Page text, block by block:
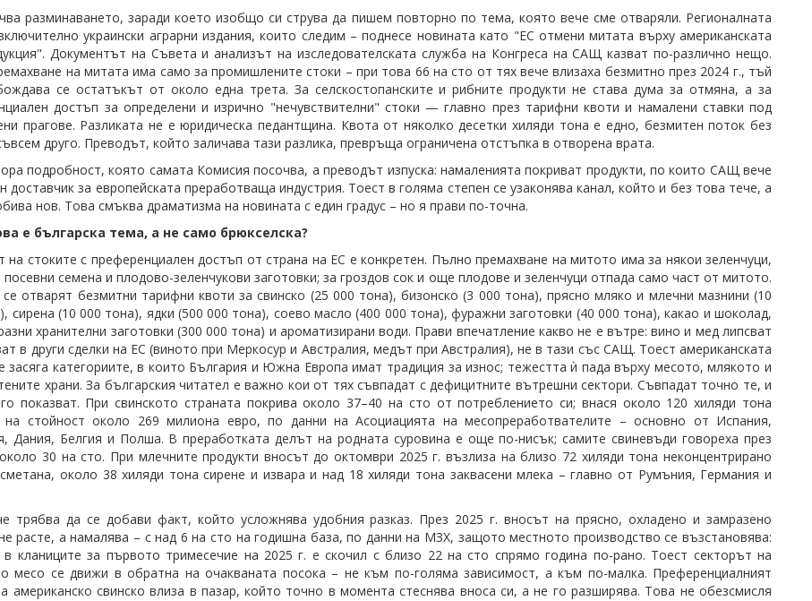
разминаването, заради което изобщо си струва да пишем повторно по тема, която вече сме отваряли. Регионалната
украински аграрни издания, които следим – поднесе новината като "ЕС отмени митата върху американската
Документът на Съвета и анализът на изследователската служба на Конгреса на САЩ казват по-различно нещо.
на митата има само за промишлените стоки – при това 66 на сто от тях вече влизаха безмитно през 2024 г., тъй
се остатъкът от около една трета. За селскостопанските и рибните продукти не става дума за отмяна, а за
достъп за определени и изрично "нечувствителни" стоки — главно през тарифни квоти и намалени ставки под
прагове. Разликата не е юридическа педантщина. Квота от няколко десетки хиляди тона е едно, безмитен поток без
друго. Преводът, който заличава тази разлика, превръща ограничена отстъпка в отворена врата.
подробност, която самата Комисия посочва, а преводът изпуска: намаленията покриват продукти, по които САЩ вече
доставчик за европейската преработваща индустрия. Тоест в голяма степен се узаконява канал, който и без това тече, а
нов. Това смъква драматизма на новината с един градус – но я прави по-точна.
е българска тема, а не само брюкселска?
на стоките с преференциален достъп от страна на ЕС е конкретен. Пълно премахване на митото има за някои зеленчуци,
семена и плодово-зеленчукови заготовки; за гроздов сок и още плодове и зеленчуци отпада само част от митото.
отварят безмитни тарифни квоти за свинско (25 000 тона), бизонско (3 000 тона), прясно мляко и млечни мазнини (10
сирена (10 000 тона), ядки (500 000 тона), соево масло (400 000 тона), фуражни заготовки (40 000 тона), какао и шоколад,
хранителни заготовки (300 000 тона) и ароматизирани води. Прави впечатление какво не е вътре: вино и мед липсват
в други сделки на ЕС (виното при Меркосур и Австралия, медът при Австралия), не в тази със САЩ. Тоест американската
засяга категориите, в които България и Южна Европа имат традиция за износ; тежестта ѝ пада върху месото, млякото и
храни. За българския читател е важно кои от тях съвпадат с дефицитните вътрешни сектори. Съвпадат точно те, и
показват. При свинското страната покрива около 37–40 на сто от потреблението си; внася около 120 хиляди тона
на стойност около 269 милиона евро, по данни на Асоциацията на месопреработвателите – основно от Испания,
Дания, Белгия и Полша. В преработката делът на родната суровина е още по-нисък; самите свиневъди говореха през
30 на сто. При млечните продукти вносът до октомври 2025 г. възлиза на близо 72 хиляди тона неконцентрирано
около 38 хиляди тона сирене и извара и над 18 хиляди тона заквасени млека – главно от Румъния, Германия и
трябва да се добави факт, който усложнява удобния разказ. През 2025 г. вносът на прясно, охладено и замразено
расте, а намалява – с над 6 на сто на годишна база, по данни на МЗХ, защото местното производство се възстановява:
кланиците за първото тримесечие на 2025 г. е скочил с близо 22 на сто спрямо година по-рано. Тоест секторът на
месо се движи в обратна на очакваната посока – не към по-голяма зависимост, а към по-малка. Преференциалният
американско свинско влиза в пазар, който точно в момента стеснява вноса си, а не го разширява. Това не обезсмисля